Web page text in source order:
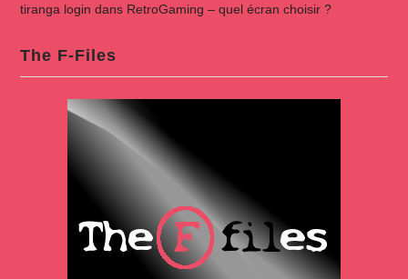
tiranga login dans RetroGaming – quel écran choisir ?
The F-Files